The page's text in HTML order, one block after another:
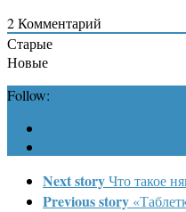
2Комментарий
Старые
Новые
Follow:
Next storyЧто такое
Previous story